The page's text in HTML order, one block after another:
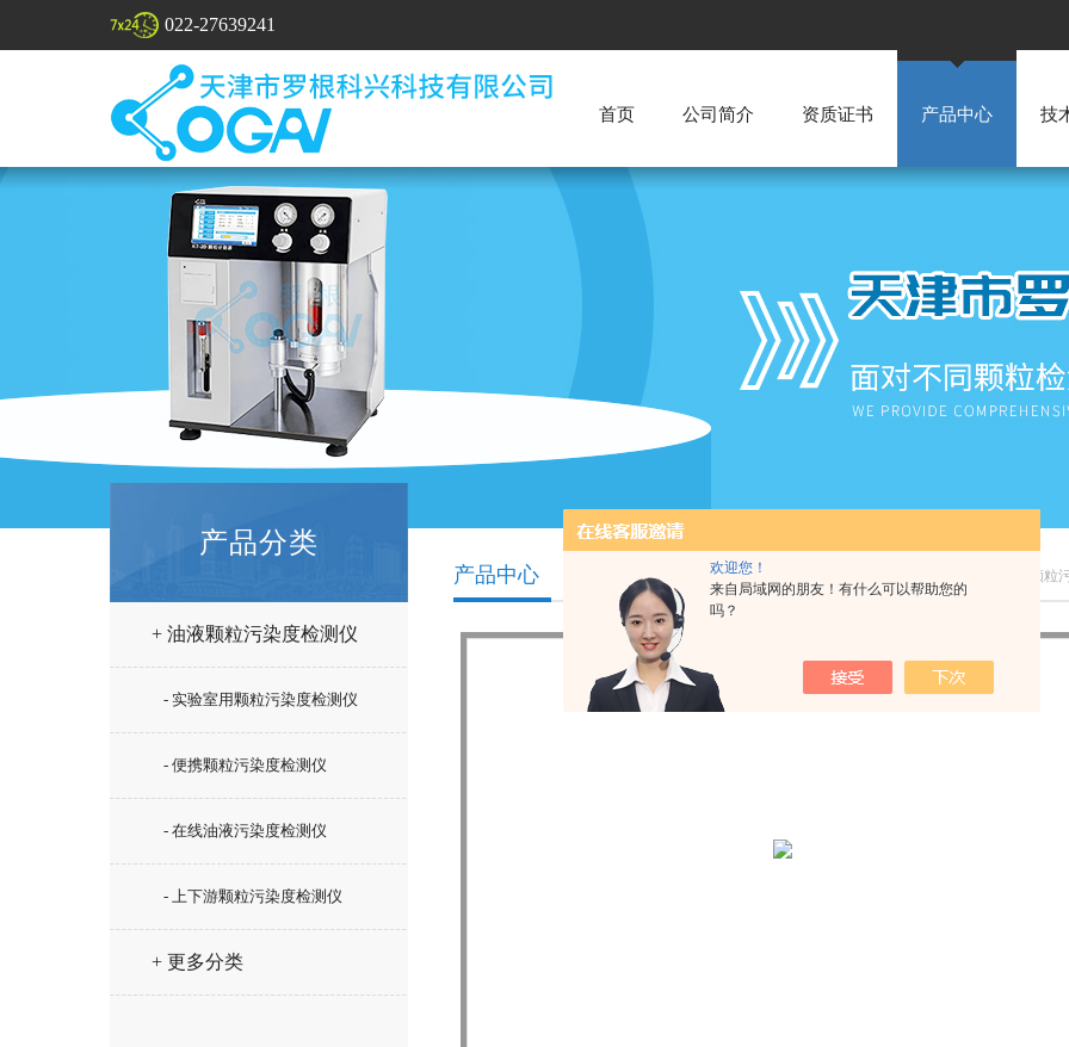
欢迎您！
来自局域网的朋友！有什么可以帮助您的
吗？
022-27639241
首页 公司简介 资质证书 产品中心 技
产品分类
+ 油液颗粒污染度检测仪
- 实验室用颗粒污染度检测仪
- 便携颗粒污染度检测仪
- 在线油液污染度检测仪
- 上下游颗粒污染度检测仪
+ 更多分类
油液颗粒
产品中心